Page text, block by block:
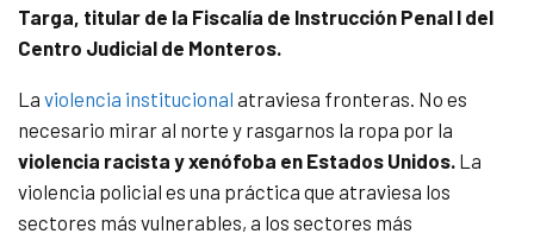
Targa, titular de la Fiscalía de Instrucción Penal I del
Centro Judicial de Monteros.
La violencia institucional atraviesa fronteras. No es
necesario mirar al norte y rasgarnos la ropa por la
violencia racista y xenófoba en Estados Unidos. La
violencia policial es una práctica que atraviesa los
sectores más vulnerables, a los sectores más